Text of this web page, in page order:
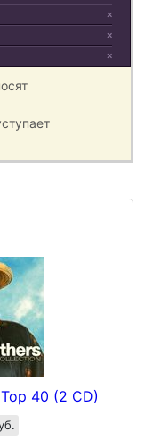
×
×
×
40 (2 CD)